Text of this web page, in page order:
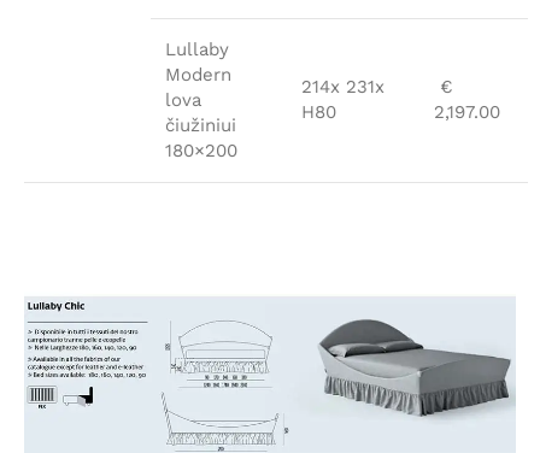
Lullaby
Modern
lova
čiužiniui
180×200
214x 231x
H80
€
2,197.00